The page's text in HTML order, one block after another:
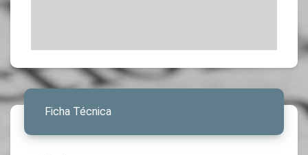
Ficha Técnica